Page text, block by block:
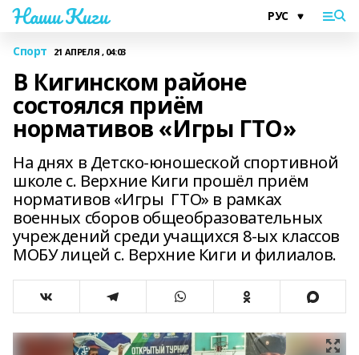
Наши Киги
Спорт 21 АПРЕЛЯ , 04:03
В Кигинском районе
состоялся приём
нормативов «Игры ГТО»
На днях в Детско-юношеской спортивной
школе с. Верхние Киги прошёл приём
нормативов «Игры ГТО» в рамках
военных сборов общеобразовательных
учреждений среди учащихся 8-ых классов
МОБУ лицей с. Верхние Киги и филиалов.